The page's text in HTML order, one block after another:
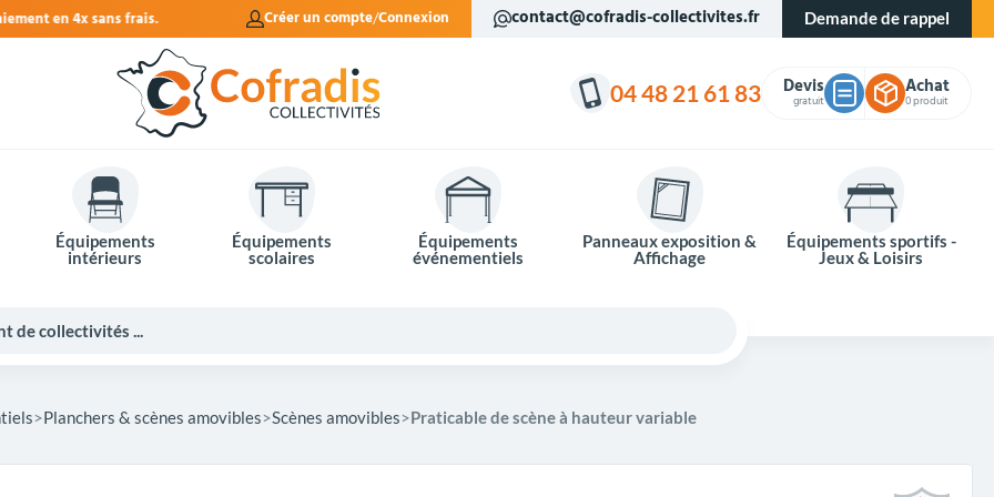
Créer un compte Connexion contact@cofradis-collectivites.fr Demande de rappel
04 48 21 61 83 Devis
gratuit
Achat
0 produit
Équipements
intérieurs
Équipements
scolaires
Équipements
événementiels
Panneaux exposition &
Affichage
Équipements sportifs -
Jeux & Loisirs
Planchers & scènes amovibles Scènes amovibles Praticable de scène à hauteur variable